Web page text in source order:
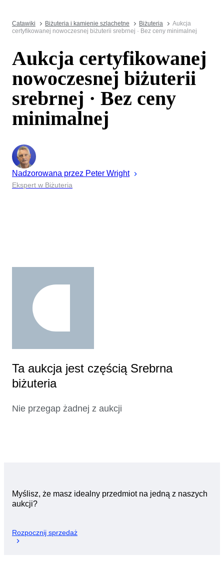
Catawiki Biżuteria i kamienie szlachetne Biżuteria
Aukcja
certyfikowanej nowoczesnej biżuterii srebrnej · Bez ceny minimalnej
Aukcja certyfikowanej
nowoczesnej biżuterii
srebrnej · Bez ceny
minimalnej
Nadzorowana przez Peter Wright
Ekspert w Biżuteria
Ta aukcja jest częścią Srebrna
biżuteria
Nie przegap żadnej z aukcji
Myślisz, że masz idealny przedmiot na jedną z naszych
aukcji?
Rozpocznij sprzedaż